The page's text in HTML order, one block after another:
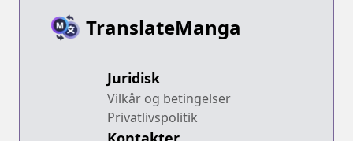
TranslateManga
Juridisk
Vilkår og betingelser
Privatlivspolitik